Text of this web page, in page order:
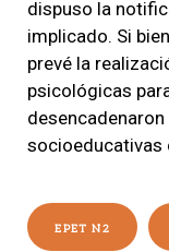
dispuso la
implicado. Si
prevé la
psicológicas
socioeducativas
EPET N2